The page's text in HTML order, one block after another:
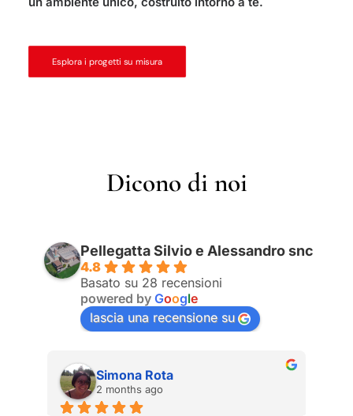
Esplora i progetti su misura
Dicono di noi
Pellegatta Silvio e Alessandro snc
4.8
Basato su 28 recensioni
powered by Google
lascia una recensione su
Simona Rota
2 months ago